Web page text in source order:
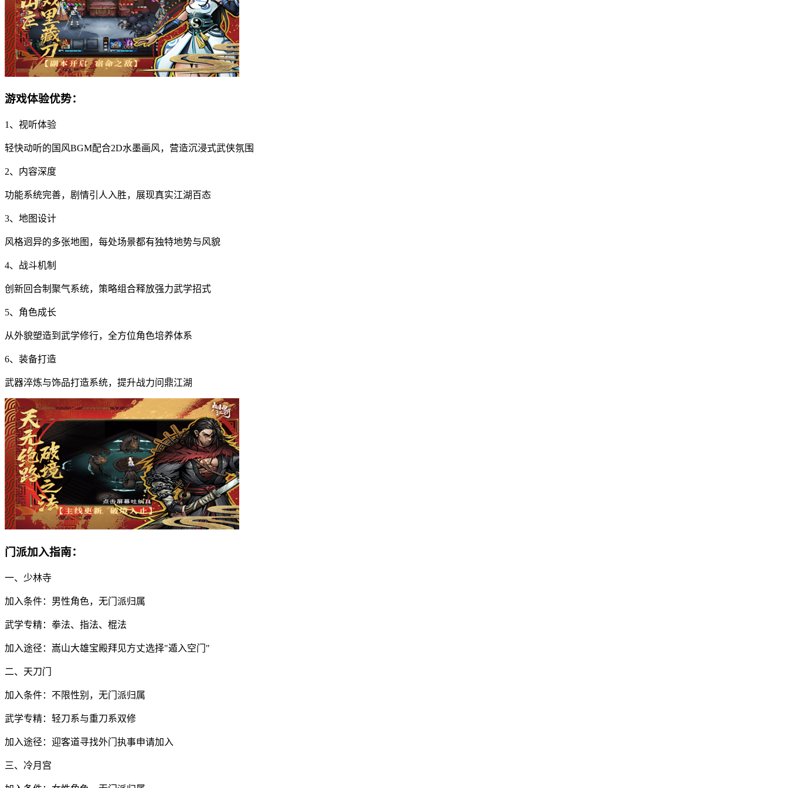
游戏体验优势：
1、视听体验
轻快动听的国风BGM配合2D水墨画风，营造沉浸式武侠氛围
2、内容深度
功能系统完善，剧情引人入胜，展现真实江湖百态
3、地图设计
风格迥异的多张地图，每处场景都有独特地势与风貌
4、战斗机制
创新回合制聚气系统，策略组合释放强力武学招式
5、角色成长
从外貌塑造到武学修行，全方位角色培养体系
6、装备打造
武器淬炼与饰品打造系统，提升战力问鼎江湖
门派加入指南：
一、少林寺
加入条件：男性角色，无门派归属
武学专精：拳法、指法、棍法
加入途径：嵩山大雄宝殿拜见方丈选择"遁入空门"
二、天刀门
加入条件：不限性别，无门派归属
武学专精：轻刀系与重刀系双修
加入途径：迎客道寻找外门执事申请加入
三、冷月宫